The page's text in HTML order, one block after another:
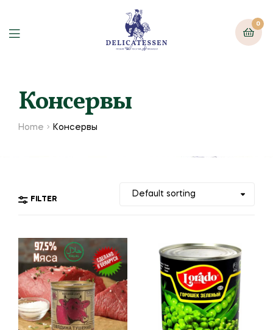
0
Консервы
Home Консервы
FILTER